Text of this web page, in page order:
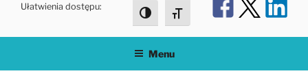
Ułatwienia dostępu:
Toggle High Contrast
Toggle Font size
Menu